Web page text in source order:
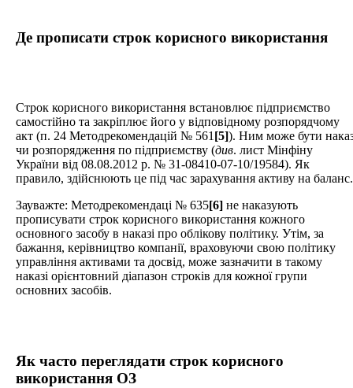
Де прописати строк корисного використання
Строк корисного використання встановлює підприємство
самостійно та закріплює його у відповідному розпорядчому
акт (п. 24 Методрекомендацій № 561[5]). Ним може бути
чи розпорядження по підприємству (див. лист Мінфіну
України від 08.08.2012 р. № 31-08410-07-10/19584). Як
правило, здійснюють це під час зарахування активу на баланс.
Зауважте: Методрекомендаці № 635[6] не наказують
прописувати строк корисного використання кожного
основного засобу в наказі про облікову політику. Утім, за
бажання, керівництво компанії, враховуючи свою політику
управління активами та досвід, може зазначити в такому
наказі орієнтовний діапазон строків для кожної групи
основних засобів.
Як часто переглядати строк корисного
використання ОЗ